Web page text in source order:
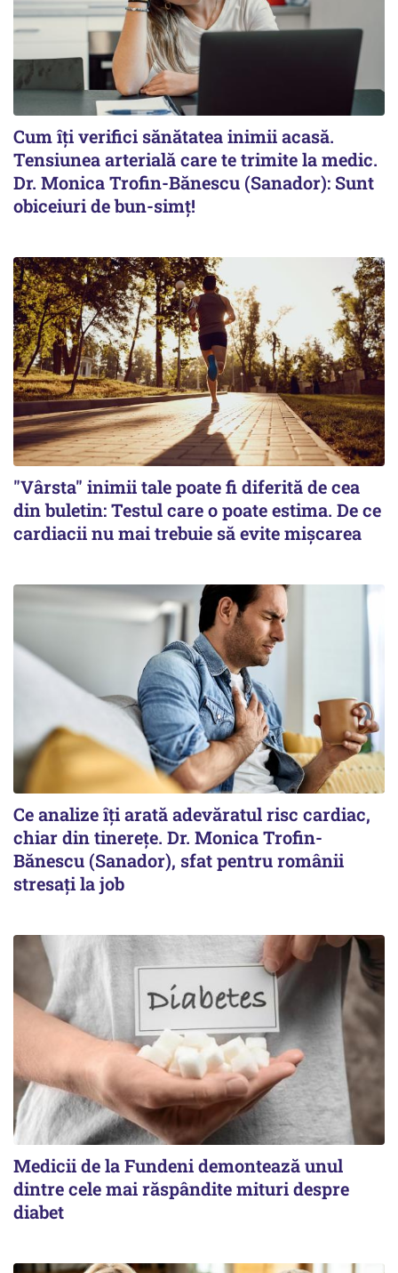
Cum îți verifici sănătatea inimii acasă.
Tensiunea arterială care te trimite la medic.
Dr. Monica Trofin-Bănescu (Sanador): Sunt
obiceiuri de bun-simț!
"Vârsta" inimii tale poate fi diferită de cea
din buletin: Testul care o poate estima. De ce
cardiacii nu mai trebuie să evite mișcarea
Ce analize îți arată adevăratul risc cardiac,
chiar din tinerețe. Dr. Monica Trofin-
Bănescu (Sanador), sfat pentru românii
stresați la job
Medicii de la Fundeni demontează unul
dintre cele mai răspândite mituri despre
diabet